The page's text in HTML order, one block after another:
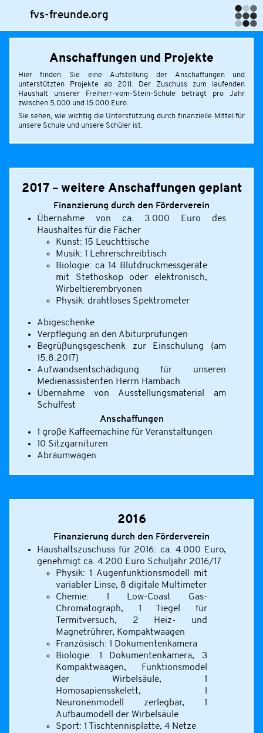
fvs-freunde.org
Anschaffungen und Projekte
Hier finden Sie eine Aufstellung der Anschaffungen und
unterstützten Projekte ab 2011. Der Zuschuss zum laufenden
Haushalt unserer Freiherr-vom-Stein-Schule beträgt pro Jahr
zwischen 5.000 und 15.000 Euro.
Sie sehen, wie wichtig die Unterstützung durch finanzielle Mittel für
unsere Schule und unsere Schüler ist.
2017 – weitere Anschaffungen geplant
Finanzierung durch den Förderverein
Übernahme von ca. 3.000 Euro des
Haushaltes für die Fächer
Kunst: 15 Leuchttische
Musik: 1 Lehrerschreibtisch
Biologie: ca 14 Blutdruckmessgeräte
mit Stethoskop oder elektronisch,
Wirbeltierembryonen
Physik: drahtloses Spektrometer
Abigeschenke
Verpflegung an den Abiturprüfungen
Begrüßungsgeschenk zur Einschulung (am
15.8.2017)
Aufwandsentschädigung für unseren
Medienassistenten Herrn Hambach
Übernahme von Ausstellungsmaterial am
Schulfest
Anschaffungen
1 große Kaffeemachine für Veranstaltungen
10 Sitzgarnituren
Abräumwagen
2016
Finanzierung durch den Förderverein
Haushaltszuschuss für 2016: ca. 4.000 Euro,
genehmigt ca. 4.200 Euro Schuljahr 2016/17
Physik: 1 Augenfunktionsmodell mit
variabler Linse, 8 digitale Multimeter
Chemie: 1 Low-Coast Gas-
Chromatograph, 1 Tiegel für
Termitversuch, 2 Heiz- und
Magnetrührer, Kompaktwaagen
Französisch: 1 Dokumentenkamera
Biologie: 1 Dokumentenkamera, 3
Kompaktwaagen, Funktionsmodel
der Wirbelsäule, 1
Homosapiensskelett, 1
Neuronenmodell zerlegbar, 1
Aufbaumodell der Wirbelsäule
Sport: 1 Tischtennisplatte, 4 Netze